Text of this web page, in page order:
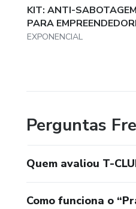
- Empreendedorismo
KIT: ANTI-SABOTAGEM
PARA
EXPONENCIAL
Perguntas
Quem avaliou T-
Como funciona o